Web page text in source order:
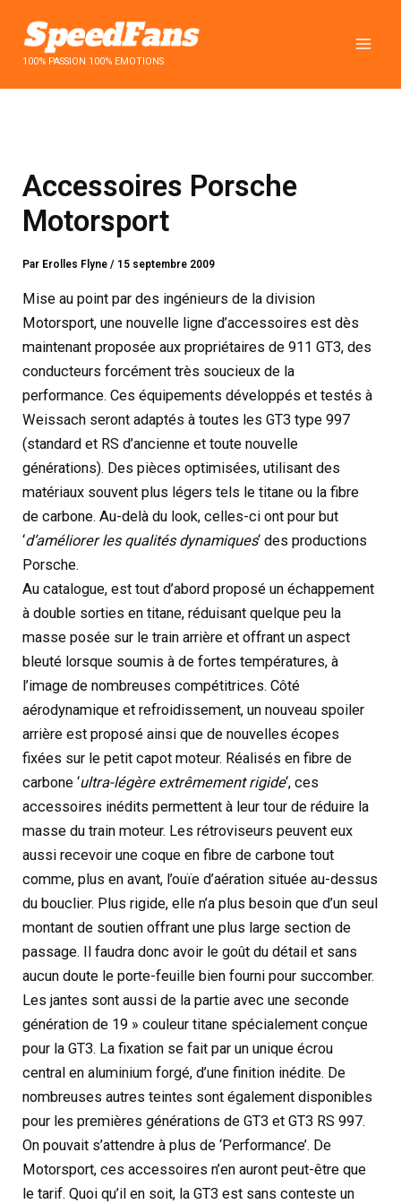
contenu100% PASSION 100% EMOTIONS
Accessoires Porsche
Motorsport
Par Erolles Flyne/ 15 septembre 2009
Mise au point par des ingénieurs de la division
Motorsport, une nouvelle ligne d’accessoires est dès
maintenant proposée aux propriétaires de 911 GT3, des
conducteurs forcément très soucieux de la
performance. Ces équipements développés et testés à
Weissach seront adaptés à toutes les GT3 type 997
(standard et RS d’ancienne et toute nouvelle
générations). Des pièces optimisées, utilisant des
matériaux souvent plus légers tels le titane ou la fibre
de carbone. Au-delà du look, celles-ci ont pour but
‘d’améliorer les qualités dynamiques‘ des productions
Porsche.
Au catalogue, est tout d’abord proposé un échappement
à double sorties en titane, réduisant quelque peu la
masse posée sur le train arrière et offrant un aspect
bleuté lorsque soumis à de fortes températures, à
l’image de nombreuses compétitrices. Côté
aérodynamique et refroidissement, un nouveau spoiler
arrière est proposé ainsi que de nouvelles écopes
fixées sur le petit capot moteur. Réalisés en fibre de
carbone ‘ultra-légère extrêmement rigide‘, ces
accessoires inédits permettent à leur tour de réduire la
masse du train moteur. Les rétroviseurs peuvent eux
aussi recevoir une coque en fibre de carbone tout
comme, plus en avant, l’ouïe d’aération située au-dessus
du bouclier. Plus rigide, elle n’a plus besoin que d’un seul
montant de soutien offrant une plus large section de
passage. Il faudra donc avoir le goût du détail et sans
aucun doute le porte-feuille bien fourni pour succomber.
Les jantes sont aussi de la partie avec une seconde
génération de 19 » couleur titane spécialement conçue
pour la GT3. La fixation se fait par un unique écrou
central en aluminium forgé, d’une finition inédite. De
nombreuses autres teintes sont également disponibles
pour les premières générations de GT3 et GT3 RS 997.
On pouvait s’attendre à plus de ‘Performance’. De
Motorsport, ces accessoires n’en auront peut-être que
le tarif. Quoi qu’il en soit, la GT3 est sans conteste un